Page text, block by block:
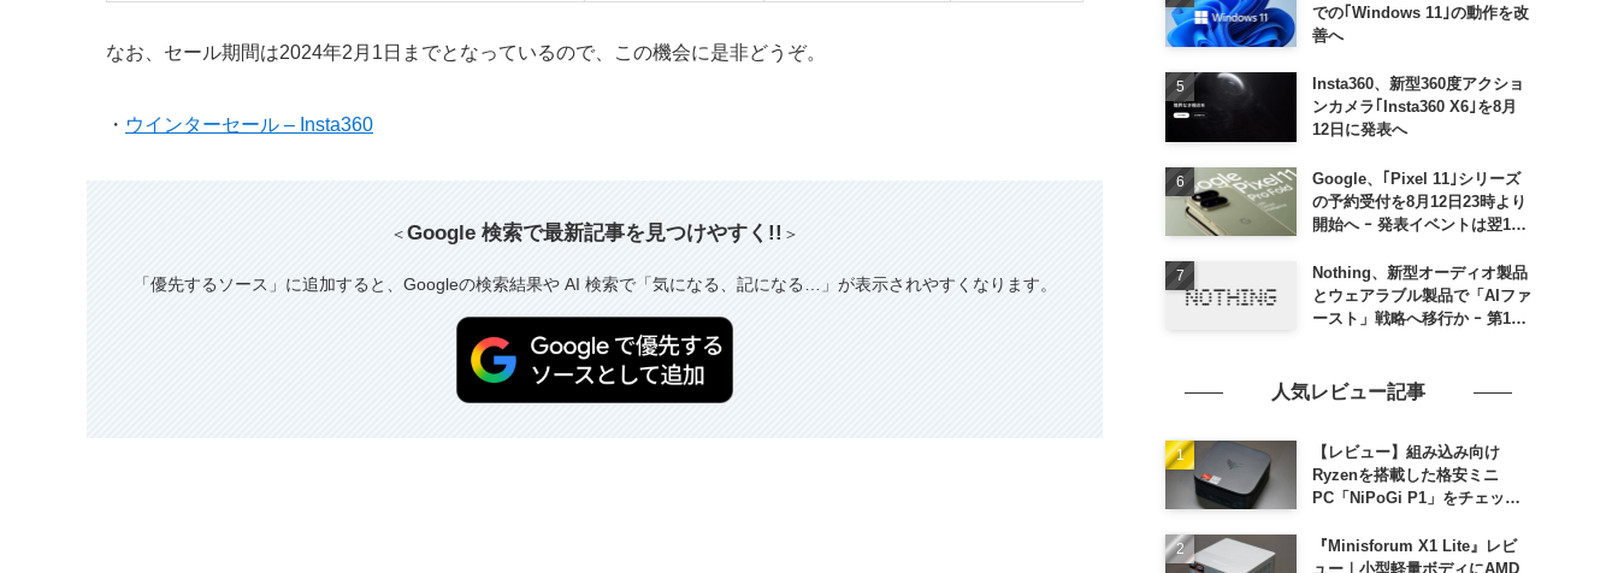
なお、セール期間は2024年2月1日までとなっているので、この機会に是非どうぞ。
・ ウインターセール – Insta360
＜Google 検索で最新記事を見つけやすく!! ＞
「優先するソース」に追加すると、Googleの検索結果や AI 検索で「気になる、記になる…」が表示されやすくなります。
での｢Windows 11｣の動作を改
善へ
Insta360、新型360度アクショ
ンカメラ｢Insta360 X6｣を8月
12日に発表へ
Google、｢Pixel 11｣シリーズ
の予約受付を8月12日23時より
開始へ ｰ 発表イベントは翌13
Nothing、新型オーディオ製品
とウェアラブル製品で「AIファ
ースト」戦略へ移行か ｰ 第1弾
人気レビュー記事
【レビュー】組み込み向け
Ryzenを搭載した格安ミニ
PC「NiPoGi P1」をチェック
高性能
『Minisforum X1 Lite』レビ
ュー｜小型軽量ボディにAMD